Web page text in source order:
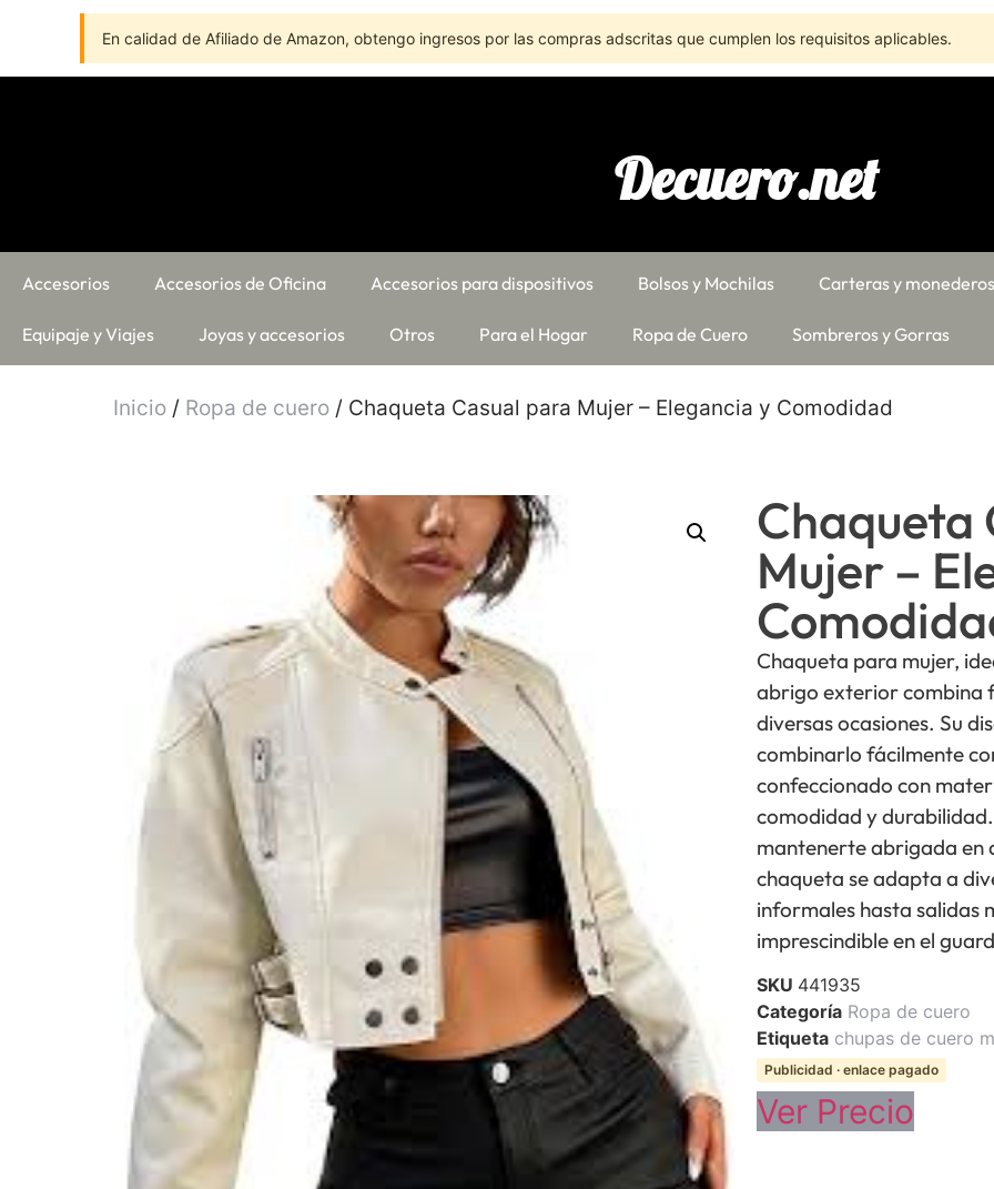
En calidad de Afiliado de Amazon, obtengo ingresos por las compras adscritas que cumplen los requisitos aplicables.
Decuero.net
Accesorios Accesorios de Oficina Accesorios para dispositivos Bolsos y Mochilas Carteras y monederos
Equipaje y Viajes Joyas y accesorios Otros Para el Hogar Ropa de Cuero Sombreros y Gorras
Inicio / Ropa de cuero / Chaqueta Casual para Mujer – Elegancia y Comodidad
Chaqueta
Mujer –
Chaqueta para mujer,
abrigo exterior combina
diversas ocasiones. Su
combinarlo fácilmente
confeccionado con
comodidad y
mantenerte abrigada en
chaqueta se adapta a
informales hasta salidas
imprescindible en el
SKU 441935
Categoría Ropa de cuero
Etiqueta chupas de cuero
Publicidad · enlace pagado
Ver Precio